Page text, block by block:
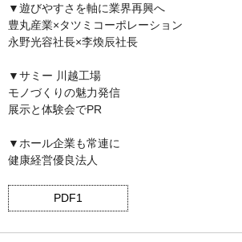
▼遊びやすさを軸に業界再興へ
豊丸産業×タツミコーポレーション
永野光容社長×李煥辰社長
▼サミー 川越工場
モノづくりの魅力発信
展示と体験会でPR
▼ホール企業も常連に
健康経営優良法人
PDF1